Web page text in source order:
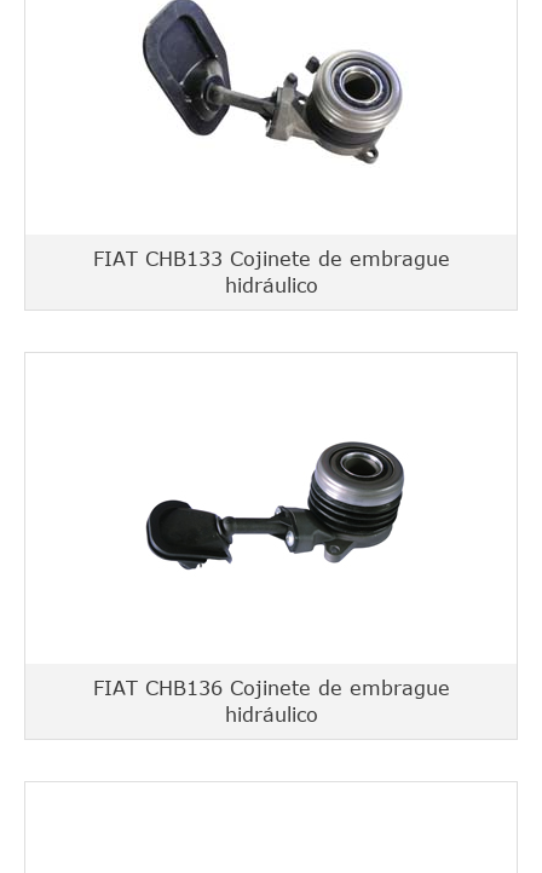
FIAT CHB133 Cojinete de embrague
hidráulico
FIAT CHB136 Cojinete de embrague
hidráulico